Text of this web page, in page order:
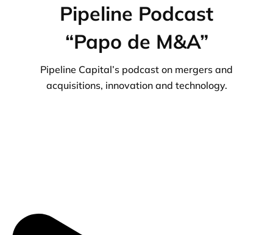
Pipeline Podcast
“Papo de M&A”
Pipeline Capital’s podcast on mergers and
acquisitions, innovation and technology.